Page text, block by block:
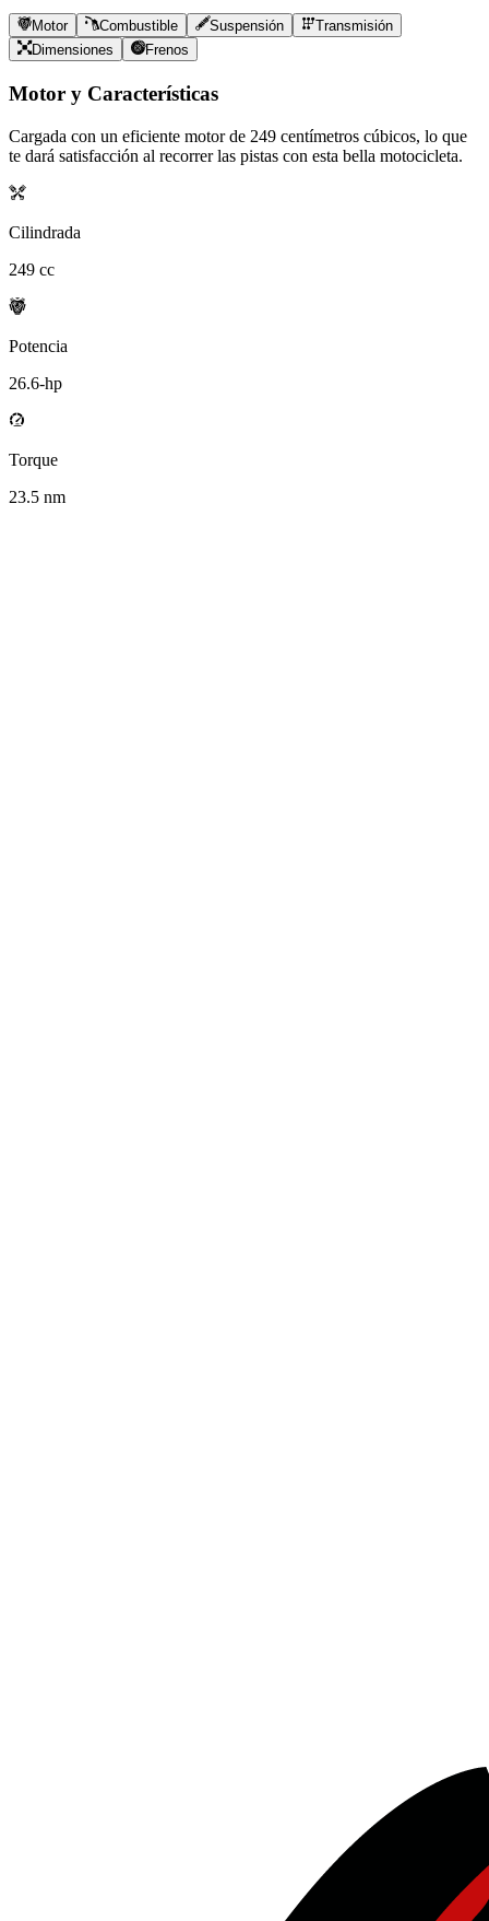
Motor Combustible Suspensión
Transmisión
Dimensiones
Frenos
Motor y Características
Cargada con un eficiente motor de 249 centímetros cúbicos, lo que
te dará satisfacción al recorrer las pistas con esta bella motocicleta.
Cilindrada
249 cc
Potencia
26.6-hp
Torque
23.5 nm